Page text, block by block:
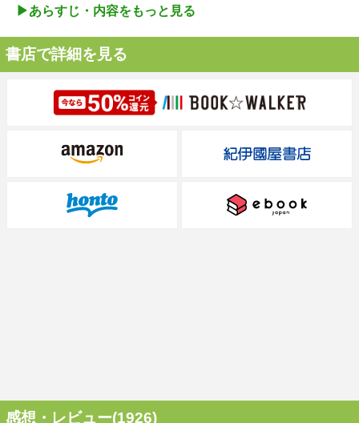
▶︎あらすじ・内容をもっと見る
書店で詳細を見る
感想・レビュー(1926)